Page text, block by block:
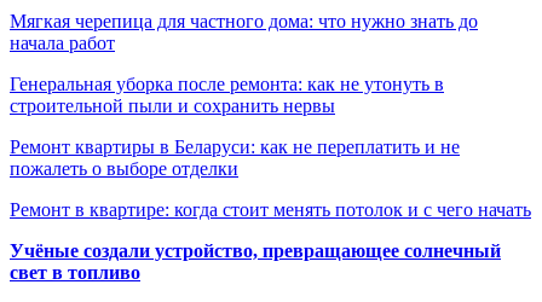
Мягкая черепица для частного дома: что нужно знать до
начала работ
Генеральная уборка после ремонта: как не утонуть в
строительной пыли и сохранить нервы
Ремонт квартиры в Беларуси: как не переплатить и не
пожалеть о выборе отделки
Ремонт в квартире: когда стоит менять потолок и с чего начать
Учёные создали устройство, превращающее солнечный
свет в топливо